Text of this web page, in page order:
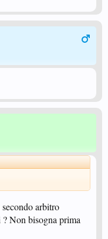
arbitro
Non bisogna prima